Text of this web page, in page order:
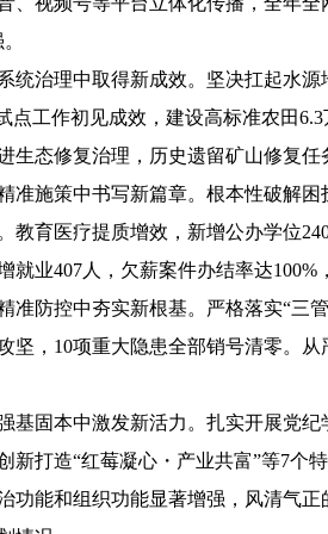
治理中取得新成效。坚决扛起水源
点工作初见成效，建设高标准农田
生态修复治理，历史遗留矿山修复
施策中书写新篇章。根本性破解困
教育医疗提质增效，新增公办学位
就业407人，欠薪案件办结率达
防控中夯实新根基。严格落实“三管
坚，10项重大隐患全部销号清零。
固本中激发新活力。扎实开展党纪
新打造“红莓凝心・产业共富”等7
功能和组织功能显著增强，风清气